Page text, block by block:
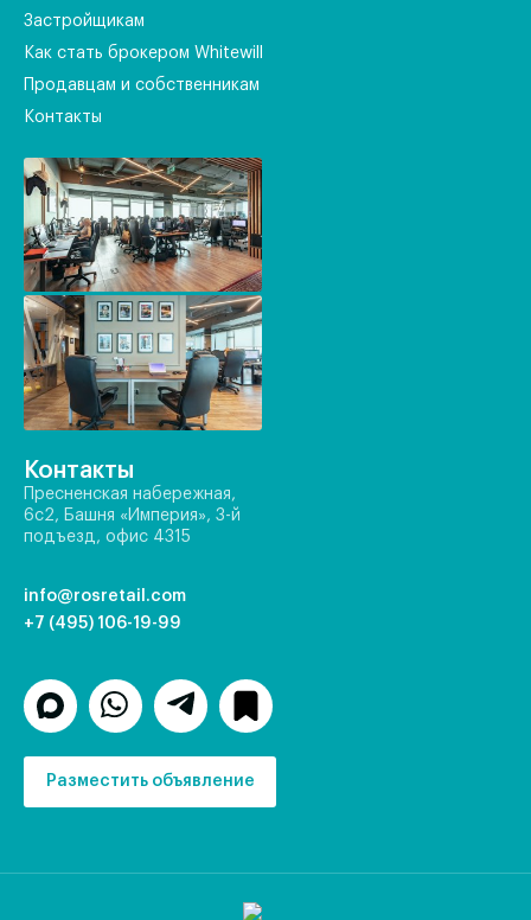
Застройщикам
Как стать брокером Whitewill
Продавцам и собственникам
Контакты
Контакты
Пресненская набережная,
6с2, Башня «Империя», 3-й
подъезд, офис 4315
info@rosretail.com
+7 (495) 106-19-99
Разместить объявление